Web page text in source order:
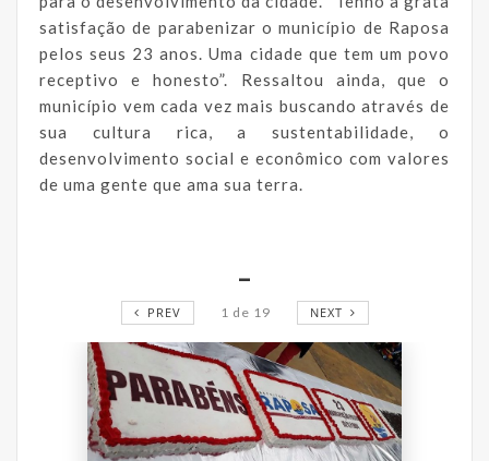
satisfação de parabenizar o município de Raposa
pelos seus 23 anos. Uma cidade que tem um povo
receptivo e honesto”. Ressaltou ainda, que o
município vem cada vez mais buscando através de
sua cultura rica, a sustentabilidade, o
desenvolvimento social e econômico com valores
de uma gente que ama sua terra.
PREV 1 de 19 NEXT